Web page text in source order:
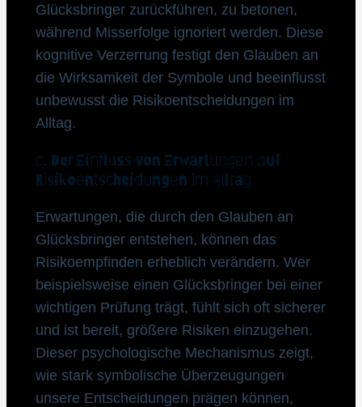
Glücksbringer zurückführen, zu betonen,
während Misserfolge ignoriert werden. Diese
kognitive Verzerrung festigt den Glauben an
die Wirksamkeit der Symbole und beeinflusst
unbewusst die Risikoentscheidungen im
Alltag.
c. Der Einfluss von Erwartungen auf
Risikoentscheidungen im Alltag
Erwartungen, die durch den Glauben an
Glücksbringer entstehen, können das
Risikoempfinden erheblich verändern. Wer
beispielsweise einen Glücksbringer bei einer
wichtigen Prüfung trägt, fühlt sich oft sicherer
und ist bereit, größere Risiken einzugehen.
Dieser psychologische Mechanismus zeigt,
wie stark symbolische Überzeugungen
unsere Entscheidungen prägen können,